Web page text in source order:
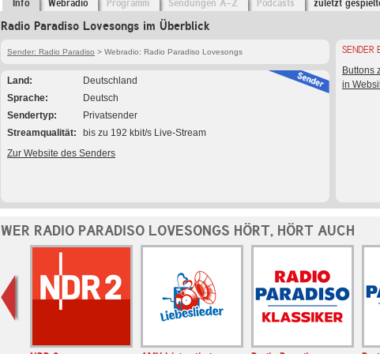
Info Webradio Programm Sendungen A-Z Podcasts zuletzt
Radio Paradiso Lovesongs im Überblick
Sender: Radio Paradiso > Webradio: Radio Paradiso Lovesongs
Land
Deutschland
Sprache
Deutsch
Sendertyp
Privatsender
Streamqualität
bis zu 192 kbit/s Live-Stream
Zur Website des Senders
SENDER
Buttons
in
WER RADIO PARADISO LOVESONGS HÖRT, HÖRT AUCH